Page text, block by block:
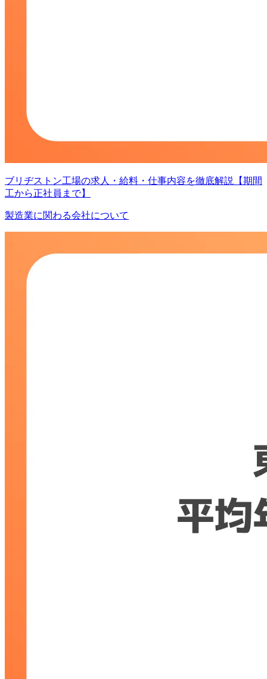
ブリヂストン工場の求人・給料・仕事内容を徹底解説【期間
工から正社員まで】
製造業に関わる会社について